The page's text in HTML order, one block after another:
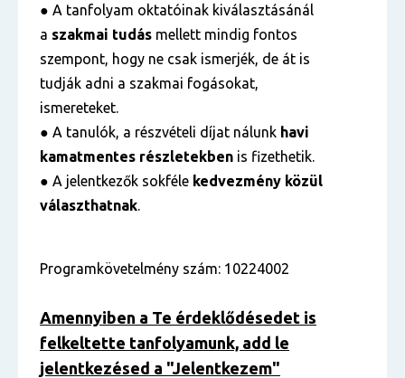
● A tanfolyam oktatóinak kiválasztásánál
a szakmai tudás mellett mindig fontos
szempont, hogy ne csak ismerjék, de át is
tudják adni a szakmai fogásokat,
ismereteket.
● A tanulók, a részvételi díjat nálunk havi
kamatmentes részletekben is fizethetik.
● A jelentkezők sokféle kedvezmény közül
választhatnak.
Programkövetelmény szám: 10224002
Amennyiben a Te érdeklődésedet is
felkeltette tanfolyamunk, add le
jelentkezésed a "Jelentkezem"